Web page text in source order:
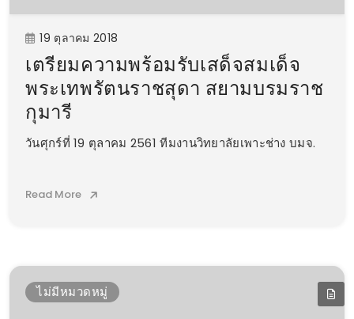
19 ตุลาคม 2018
เตรียมความพร้อมรับเสด็จสมเด็จ
พระเทพรัตนราชสุดา สยามบรมราช
กุมารี
วันศุกร์ที่ 19 ตุลาคม 2561 ทีมงานวิทยาลัยเพาะช่าง บมจ.
Read More
ไม่มีหมวดหมู่